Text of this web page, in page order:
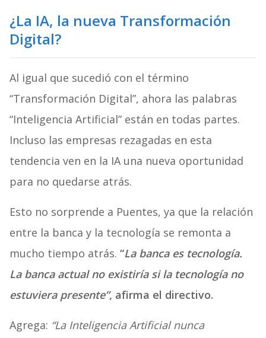
¿La IA, la nueva Transformación
Digital?
Al igual que sucedió con el término
“Transformación Digital”, ahora las palabras
“Inteligencia Artificial” están en todas partes.
Incluso las empresas rezagadas en esta
tendencia ven en la IA una nueva oportunidad
para no quedarse atrás.
Esto no sorprende a Puentes, ya que la relación
entre la banca y la tecnología se remonta a
mucho tiempo atrás. “La banca es tecnología.
La banca actual no existiría si la tecnología no
estuviera presente”, afirma el directivo.
Agrega: “La Inteligencia Artificial nunca